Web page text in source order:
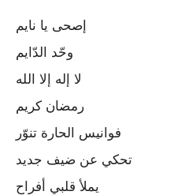
إصحى يا نايم
وحّد الدّايم
لا إله إلا الله
رمضان كريم
فوانيس الحارة تنوّر
تحكي عن ضيف جديد
يملأ قلبي أفراح